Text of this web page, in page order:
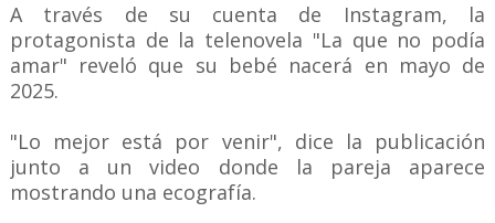
A través de su cuenta de Instagram, la
protagonista de la telenovela "La que no podía
amar" reveló que su bebé nacerá en mayo de
2025.
"Lo mejor está por venir", dice la publicación
junto a un video donde la pareja aparece
mostrando una ecografía.